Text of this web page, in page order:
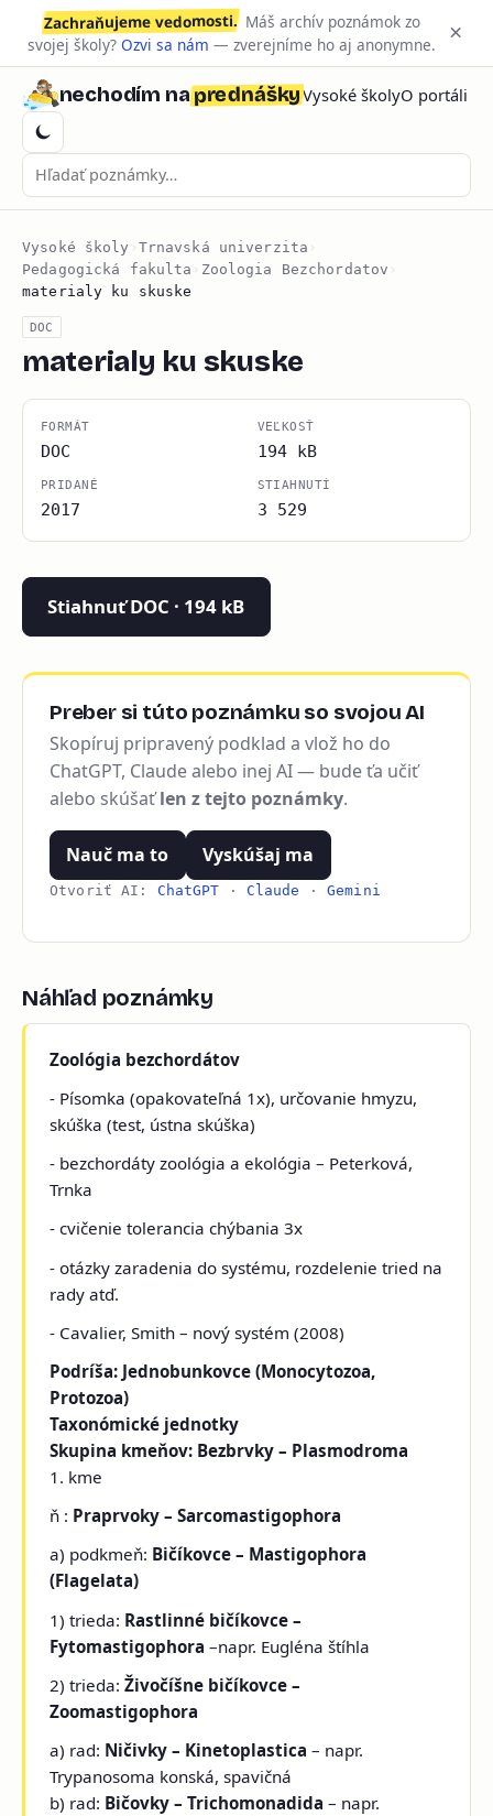
Zachraňujeme vedomosti. Máš archív poznámok zo
svojej školy? Ozvi sa nám — zverejníme ho aj anonymne. ×
nechodím naprednáškyVysoké školyO portáli
Vysoké školy › Trnavská univerzita ›
Pedagogická fakulta › Zoologia Bezchordatov ›
materialy ku skuske
DOC
materialy ku skuske
FORMÁT
DOC
VEĽKOSŤ
194 kB
PRIDANÉ
2017
STIAHNUTÍ
3 529
Stiahnuť DOC · 194 kB
Preber si túto poznámku so svojou AI
Skopíruj pripravený podklad a vlož ho do
ChatGPT, Claude alebo inej AI — bude ťa učiť
alebo skúšaťlen z tejto poznámky.
Nauč ma to Vyskúšaj ma
Otvoriť AI: ChatGPT · Claude ·Gemini
Náhľad poznámky
Zoológia bezchordátov
- Písomka (opakovateľná 1x), určovanie hmyzu,
skúška (test, ústna skúška)
- bezchordáty zoológia a ekológia – Peterková,
Trnka
- cvičenie tolerancia chýbania 3x
- otázky zaradenia do systému, rozdelenie tried na
rady atď.
- Cavalier, Smith – nový systém (2008)
Podríša: Jednobunkovce (Monocytozoa,
Protozoa)
Taxonómické jednotky
Skupina kmeňov: Bezbrvky – Plasmodroma
1. kme
ň : Praprvoky – Sarcomastigophora
a) podkmeň: Bičíkovce – Mastigophora
(Flagelata)
1) trieda: Rastlinné bičíkovce –
Fytomastigophora–napr. Eugléna štíhla
2) trieda:Živočíšne bičíkovce –
Zoomastigophora
a) rad: Ničivky – Kinetoplastica– napr.
Trypanosoma konská, spavičná
b) rad: Bičovky – Trichomonadida– napr.